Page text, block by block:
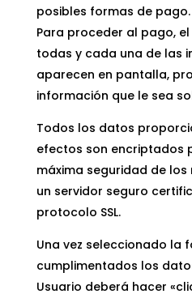
posibles formas de pago.
Para proceder al pago,
todas y cada una de las
aparecen en pantalla,
información que le sea
Todos los datos
efectos son encriptados
máxima seguridad de los
un servidor seguro
protocolo SSL.
Una vez seleccionado la
cumplimentados los
Usuario deberá hacer